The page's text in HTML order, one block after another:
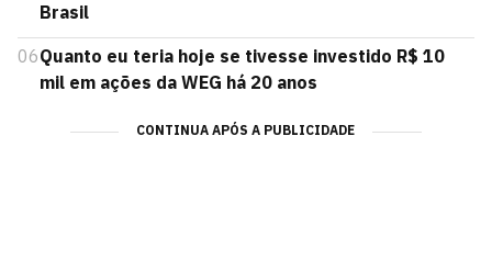
Brasil
06Quanto eu teria hoje se tivesse investido R$ 10
mil em ações da WEG há 20 anos
CONTINUA APÓS A PUBLICIDADE